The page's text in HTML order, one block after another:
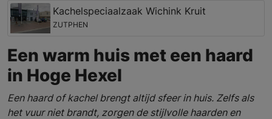
Kachelspeciaalzaak Wichink Kruit
ZUTPHEN
Een warm huis met een haard
in Hoge Hexel
Een haard of kachel brengt altijd sfeer in huis. Zelfs als
het vuur niet brandt, zorgen de stijlvolle haarden en